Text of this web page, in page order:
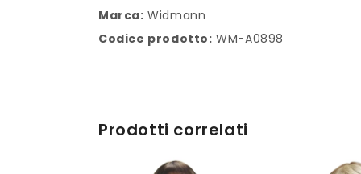
Marca: Widmann
Codice prodotto: WM-A0898
Prodotti correlati